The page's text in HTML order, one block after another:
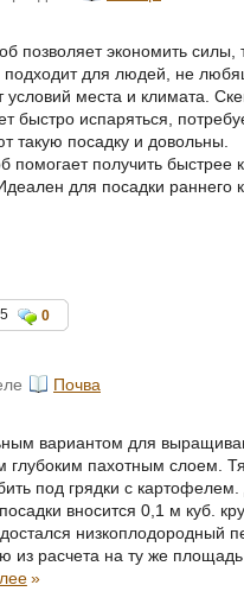
позволяет экономить
подходит для людей, не
условий места и климата.
быстро испаряться,
такую посадку и довольны.
помогает получить
для посадки раннего
5 0
Почва
вариантом для
глубоким пахотным слоем.
под грядки с картофелем.
вносится 0,1 м куб.
низкоплодородный
из расчета на ту же
»